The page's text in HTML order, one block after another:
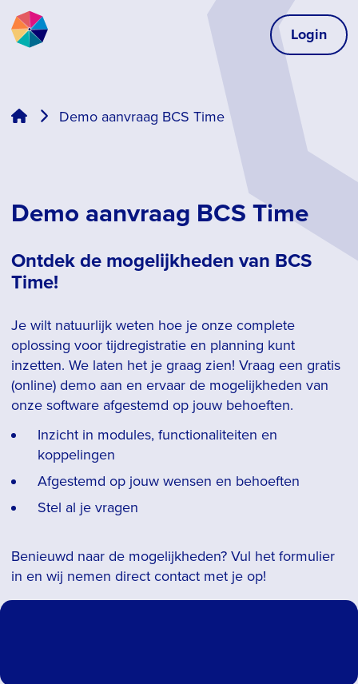
Login
Demo aanvraag BCS Time
Demo aanvraag BCS Time
Ontdek de mogelijkheden van BCS
Time!
Je wilt natuurlijk weten hoe je onze complete
oplossing voor tijdregistratie en planning kunt
inzetten. We laten het je graag zien! Vraag een gratis
(online) demo aan en ervaar de mogelijkheden van
onze software afgestemd op jouw behoeften.
Inzicht in modules, functionaliteiten en
koppelingen
Afgestemd op jouw wensen en behoeften
Stel al je vragen
Benieuwd naar de mogelijkheden? Vul het formulier
in en wij nemen direct contact met je op!